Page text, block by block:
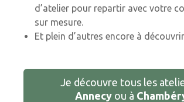
d’atelier pour repartir avec votre
sur mesure.
Et plein d’autres encore à
Je découvre tous les
Annecy ou à